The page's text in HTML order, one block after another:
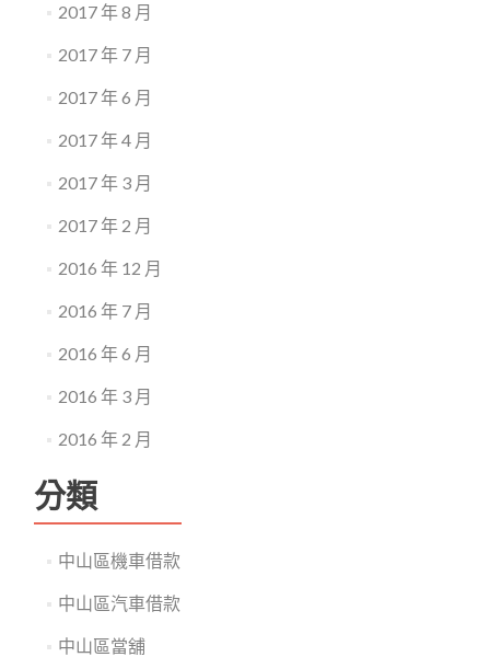
2017 年 8 月
2017 年 7 月
2017 年 6 月
2017 年 4 月
2017 年 3 月
2017 年 2 月
2016 年 12 月
2016 年 7 月
2016 年 6 月
2016 年 3 月
2016 年 2 月
分類
中山區機車借款
中山區汽車借款
中山區當舖